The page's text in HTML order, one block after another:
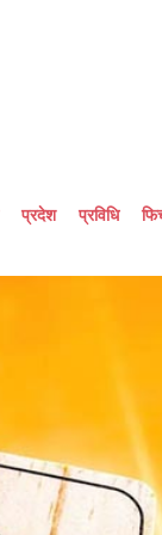
प्रदेश प्रविधि